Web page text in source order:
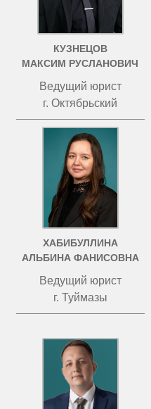
КУЗНЕЦОВ
МАКСИМ РУСЛАНОВИЧ
Ведущий юрист
г. Октябрьский
ХАБИБУЛЛИНА
АЛЬБИНА ФАНИСОВНА
Ведущий юрист
г. Туймазы